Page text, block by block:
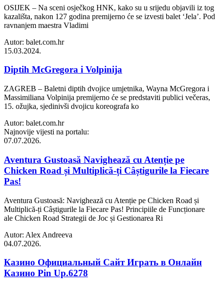
OSIJEK – Na sceni osječkog HNK, kako su u srijedu objavili iz tog
kazališta, nakon 127 godina premijerno će se izvesti balet ‘Jela’. Pod
ravnanjem maestra Vladimi
Autor: balet.com.hr
15.03.2024.
Diptih McGregora i Volpinija
ZAGREB – Baletni diptih dvojice umjetnika, Wayna McGregora i
Massimiliana Volpinija premijerno će se predstaviti publici večeras,
15. ožujka, sjedinivši dvojicu koreografa ko
Autor: balet.com.hr
Najnovije vijesti na portalu:
07.07.2026.
Aventura Gustoasă Navighează cu Atenție pe
Chicken Road și Multiplică-ți Câștigurile la Fiecare
Pas!
Aventura Gustoasă: Navighează cu Atenție pe Chicken Road și
Multiplică-ți Câștigurile la Fiecare Pas! Principiile de Funcționare
ale Chicken Road Strategii de Joc și Gestionarea Ri
Autor: Alex Andreeva
04.07.2026.
Казино Официальный Сайт Играть в Онлайн
Казино Pin Up.6278